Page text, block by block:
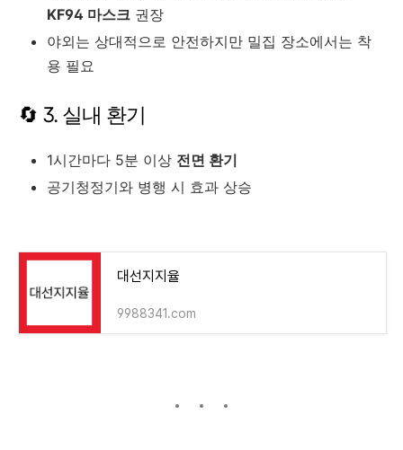
KF94 마스크 권장
야외는 상대적으로 안전하지만 밀집 장소에서는 착
용 필요
🔄 3. 실내 환기
1시간마다 5분 이상 전면 환기
공기청정기와 병행 시 효과 상승
대선지지율
9988341.com